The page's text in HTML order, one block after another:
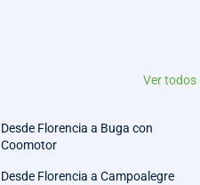
Ver todos
Desde Florencia a Buga con
Coomotor
Desde Florencia a Campoalegre